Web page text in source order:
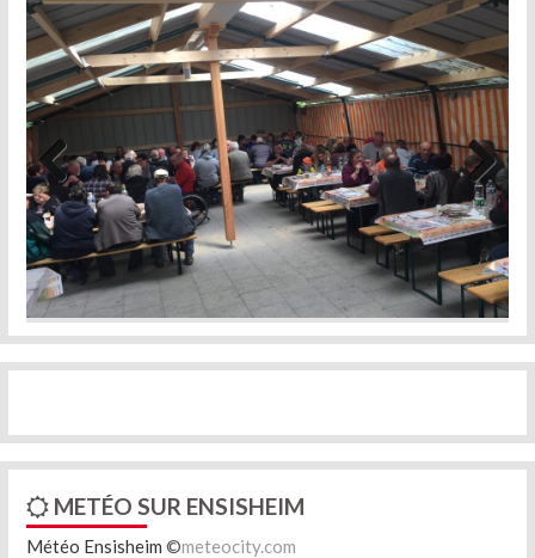
Previous Next
METÉO SUR ENSISHEIM
Météo Ensisheim ©meteocity.com